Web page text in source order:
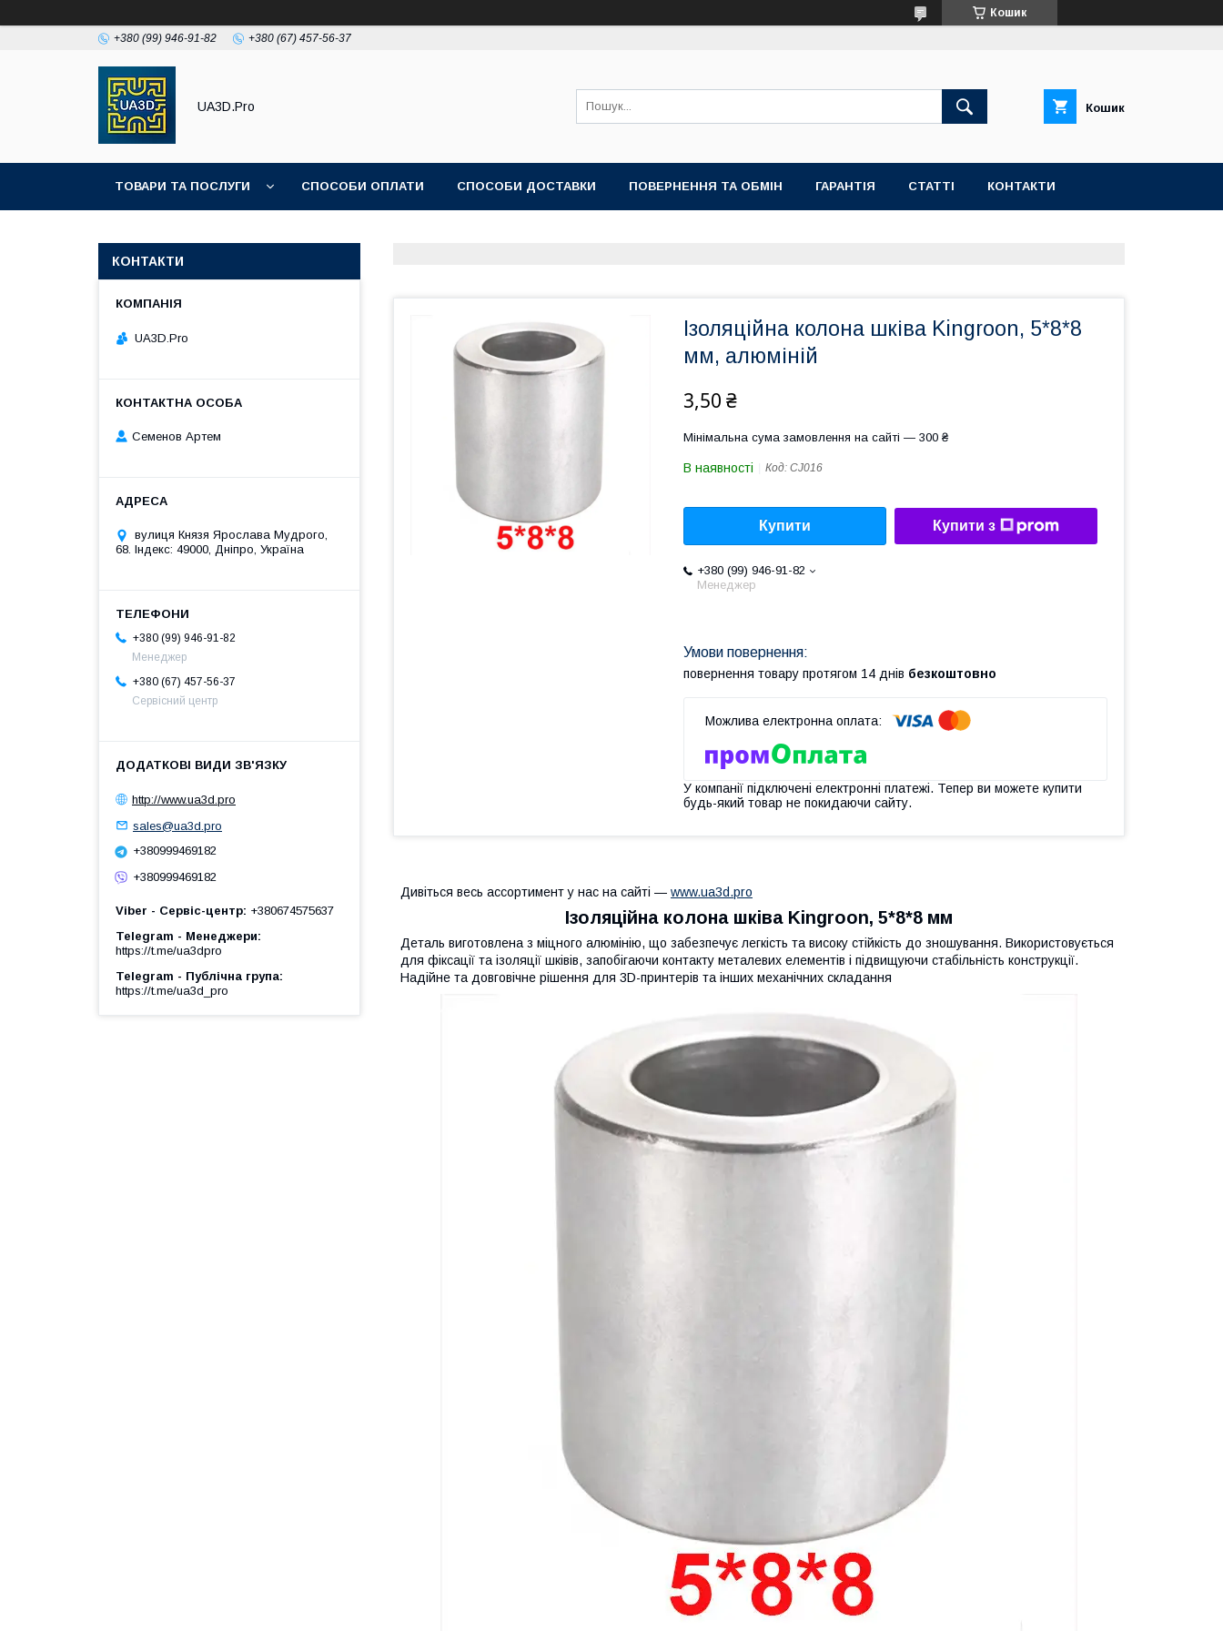
Кошик
+380 (99) 946-91-82 +380 (67) 457-56-37
UA3D.Pro Кошик
ТОВАРИ ТА ПОСЛУГИ СПОСОБИ ОПЛАТИ СПОСОБИ ДОСТАВКИ ПОВЕРНЕННЯ ТА ОБМІН ГАРАНТІЯ СТАТТІ КОНТАКТИ
Ізоляційна колона шківа Kingroon, 5*8*8
мм, алюміній
3,50 ₴
Мінімальна сума замовлення на сайті — 300 ₴
В наявності Код: CJ016
Купити Купити з
+380 (99) 946-91-82
Менеджер
повернення товару протягом 14 днів безкоштовно
У компанії підключені електронні платежі. Тепер ви можете купити
будь-який товар не покидаючи сайту.
Дивіться весь ассортимент у нас на сайті — www.ua3d.pro
Ізоляційна колона шківа Kingroon, 5*8*8 мм
Деталь виготовлена ​​з міцного алюмінію, що забезпечує легкість та високу стійкість до зношування. Використовується
для фіксації та ізоляції шківів, запобігаючи контакту металевих елементів і підвищуючи стабільність конструкції.
Надійне та довговічне рішення для 3D-принтерів та інших механічних складання
КОНТАКТИ
UA3D.Pro
Семенов Артем
вулиця Князя Ярослава Мудрого,
68. Індекс: 49000, Дніпро, Україна
+380 (99) 946-91-82
Менеджер
+380 (67) 457-56-37
Сервісний центр
http://www.ua3d.pro
sales@ua3d.pro
+380999469182
+380999469182
Viber - Сервіс-центр +380674575637
Telegram - Менеджери
https://t.me/ua3dpro
Telegram - Публічна група
https://t.me/ua3d_pro